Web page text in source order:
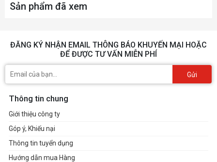
Sản phẩm đã xem
ĐĂNG KÝ NHẬN EMAIL THÔNG BÁO KHUYẾN MẠI HOẶC
ĐỂ ĐƯỢC TƯ VẤN MIỄN PHÍ
Gửi
Thông tin chung
Giới thiệu công ty
Góp ý, Khiếu nại
Thông tin tuyển dụng
Hướng dẫn mua Hàng